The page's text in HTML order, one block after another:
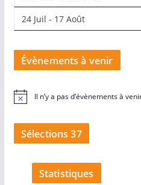
24 Juil - 17 Août
Évènements à venir
N
Il n’y a pas d’évènements à
Sélections 37
Statistiques